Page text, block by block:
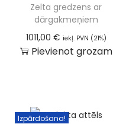
Zelta gredzens ar
dārgakmeņiem
1011,00 € iekļ. PVN (21%)
Pievienot grozam
Izpārdošana!